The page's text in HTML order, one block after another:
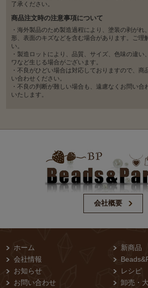
了承ください。
商品注文時の注意事項について
・海外製品のため製造過程により、塗装の剥がれ
形、表面のキズなどを含む場合があります。ご理
い。
・製造ロットにより、品質、サイズ、色味の違い
ワなど生じる場合がございます。
・不良がひどい場合は対応しておりますので、商
い合わせください。
・不良の判断が難しい場合も、遠慮なくお問い合
いたします。
会社概要
ホーム
会社情報
お知らせ
お問い合わせ
新商品
レシピ
卸売・